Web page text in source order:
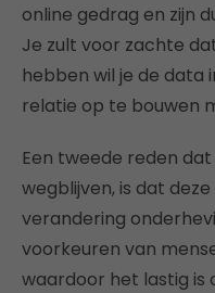
online gedrag en zijn
Je zult voor zachte
hebben wil je de data
relatie op te bouwen
Een tweede reden
wegblijven, is dat
verandering
voorkeuren van
waardoor het lastig is